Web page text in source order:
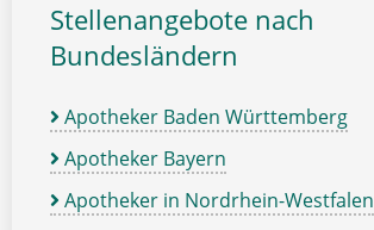
Stellenangebote nach
Bundesländern
Apotheker Baden Württemberg
Apotheker Bayern
Apotheker in Nordrhein-Westfalen